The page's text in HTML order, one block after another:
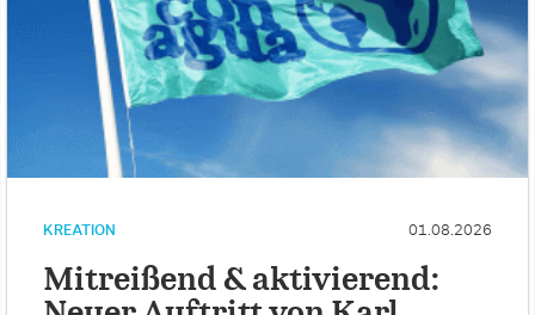
KREATION 01.08.2026
Mitreißend & aktivierend: